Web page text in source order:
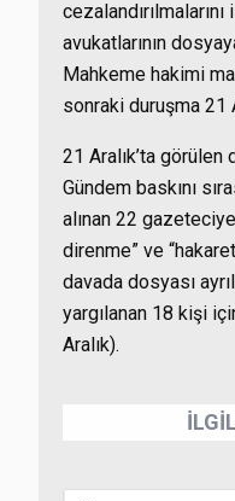
avukatlarının
Mahkeme hakimi
sonraki duruşma 21
21 Aralık’ta görülen
Gündem baskını
alınan 22
direnme” ve
davada dosyası
yargılanan 18 kişi
Aralık).